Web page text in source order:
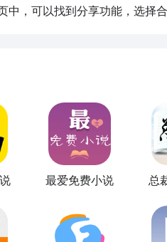
中，可以找到分享功能，选择
最爱免费小说 总